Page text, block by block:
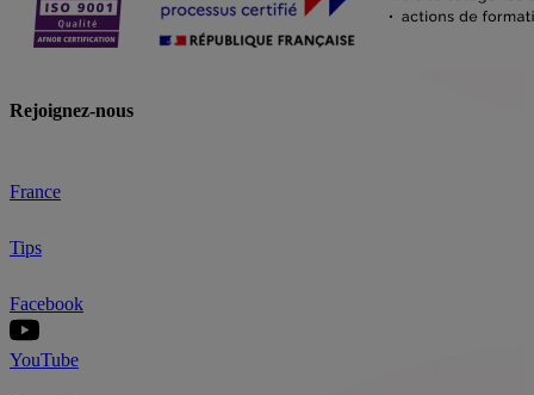
Rejoignez-nous
France
Tips
Facebook
YouTube